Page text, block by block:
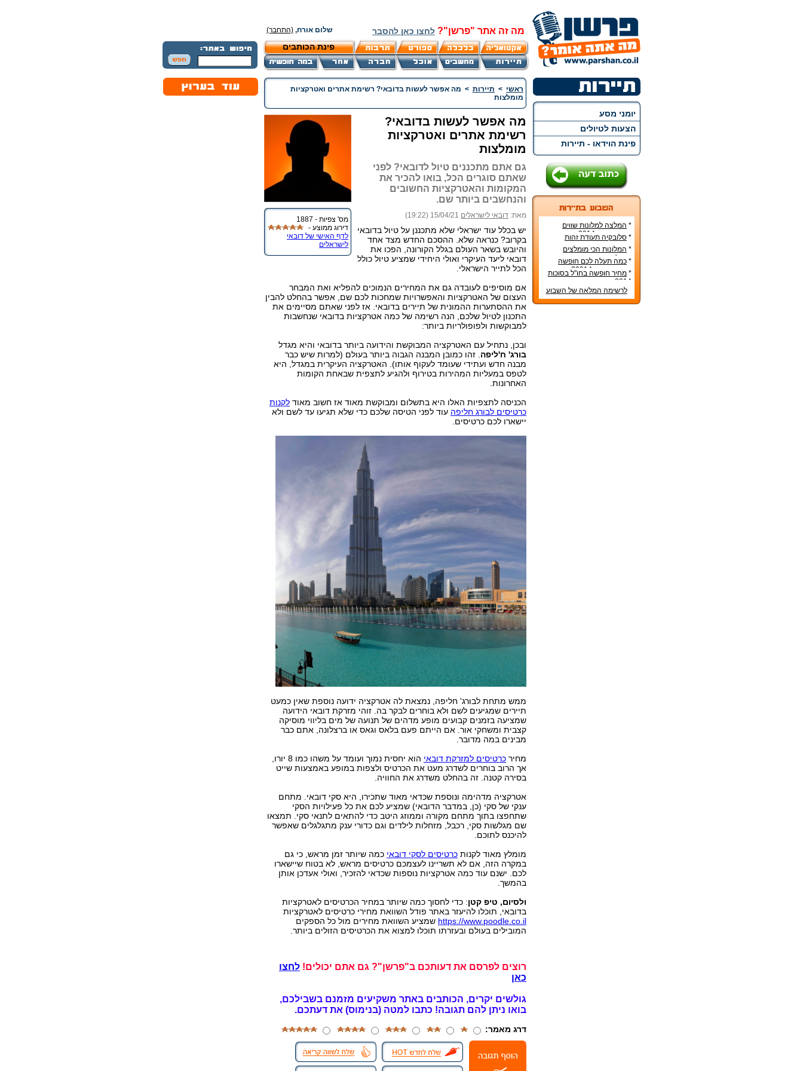
מה זה אתר "פרשן"? לחצו כאן להסבר שלום אורח, (התחבר)
פינת הכותבים
יומני מסע
הצעות לטיולים
פינת הוידאו - תיירות
* המלצה למלונות שווים
ברומא בקיץ 2014
* סלובקיה תעודת זהות
* המלונות הכי מומלצים
בבייג'ינג
* כמה תעלה לכם חופשה
בראש השנה 2014?
* מחיר חופשה בחו"ל בסוכות
2014
לרשימה המלאה של השבוע
ראשי > תיירות > מה אפשר לעשות בדובאי? רשימת אתרים ואטרקציות
מומלצות
מס' צפיות - 1887
דירוג ממוצע -
לדף האישי של דובאי
לישראלים
מה אפשר לעשות בדובאי?
רשימת אתרים ואטרקציות
מומלצות
גם אתם מתכננים טיול לדובאי? לפני
שאתם סוגרים הכל, בואו להכיר את
המקומות והאטרקציות החשובים
והנחשבים ביותר שם.
מאת: דובאי לישראלים 15/04/21 (19:22)
יש בכלל עוד ישראלי שלא מתכננן על טיול בדובאי
בקרוב? כנראה שלא. ההסכם החדש מצד אחד
והיובש בשאר העולם בגלל הקורונה, הפכו את
דובאי ליעד העיקרי ואולי היחידי שמציע טיול כולל
הכל לתייר הישראלי.
אם מוסיפים לעובדה גם את המחירים הנמוכים להפליא ואת המבחר
העצום של האטרקציות והאפשרויות שמחכות לכם שם, אפשר בהחלט להבין
את ההסתערות ההמונית של תיירים בדובאי. אז לפני שאתם מסיימים את
התכנון לטיול שלכם, הנה רשימה של כמה אטרקציות בדובאי שנחשבות
למבוקשות ולפופולריות ביותר:
ובכן, נתחיל עם האטרקציה המבוקשת והידועה ביותר בדובאי והיא מגדל
בורג' ח'ליפה . זהו כמובן המבנה הגבוה ביותר בעולם (למרות שיש כבר
מבנה חדש ועתידי שעומד לעקוף אותו). האטרקציה העיקרית במגדל, היא
לטפס במעליות המהירות בטירוף ולהגיע לתצפית שבאחת הקומות
האחרונות.
הכניסה לתצפיות האלו היא בתשלום ומבוקשת מאוד אז חשוב מאוד לקנות
כרטיסים לבורג חליפה עוד לפני הטיסה שלכם כדי שלא תגיעו עד לשם ולא
יישארו לכם כרטיסים.
ממש מתחת לבורג' חליפה, נמצאת לה אטרקציה ידועה נוספת שאין כמעט
תיירים שמגיעים לשם ולא בוחרים לבקר בה. זוהי מזרקת דובאי הידועה
שמציעה בזמנים קבועים מופע מדהים של תנועה של מים בליווי מוסיקה
קצבית ומשחקי אור. אם הייתם פעם בלאס וגאס או ברצלונה, אתם כבר
מבינים במה מדובר.
מחיר כרטיסים למזרקת דובאי
הוא יחסית נמוך ועומד על משהו כמו 8 יורו,
אך הרוב בוחרים לשדרג מעט את הכרטיס ולצפות במופע באמצעות שייט
בסירה קטנה. זה בהחלט משדרג את החוויה.
אטרקציה מדהימה ונוספת שכדאי מאוד שתכירו, היא סקי דובאי. מתחם
ענקי של סקי (כן, במדבר הדובאי) שמציע לכם את כל פעילויות הסקי
שתחפצו בתוך מתחם מקורה וממוזג היטב כדי להתאים לתנאי סקי. תמצאו
שם מגלשות סקי, רכבל, מזחלות לילדים וגם כדורי ענק מתגלגלים שאפשר
להיכנס לתוכם.
מומלץ מאוד לקנות כרטיסים לסקי דובאי כמה שיותר זמן מראש, כי גם
במקרה הזה, אם לא תשריינו לעצמכם כרטיסים מראש, לא בטוח שיישארו
לכם. ישנם עוד כמה אטרקציות נוספות שכדאי להזכיר, ואולי אעדכן אותן
בהמשך.
ולסיום, טיפ קטן: כדי לחסוך כמה שיותר במחיר הכרטיסים לאטרקציות
בדובאי, תוכלו להיעזר באתר פודל השוואת מחירי כרטיסים לאטרקציות
https://www.poodle.co.il שמציע השוואת מחירים מול כל הספקים
המובילים בעולם ובעזרתו תוכלו למצוא את הכרטיסים הזולים ביותר.
רוצים לפרסם את דעותכם ב"פרשן"? גם אתם יכולים! לחצו
כאן
גולשים יקרים, הכותבים באתר משקיעים מזמנם בשבילכם,
בואו ניתן להם תגובה! כתבו למטה (בנימוס) את דעתכם.
דרג מאמר: